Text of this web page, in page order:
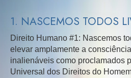
1. NASCEMOS TODOS
Direito Humano #1: Nascemos
elevar amplamente a
inalienáveis como proclamados
Universal dos Direitos do